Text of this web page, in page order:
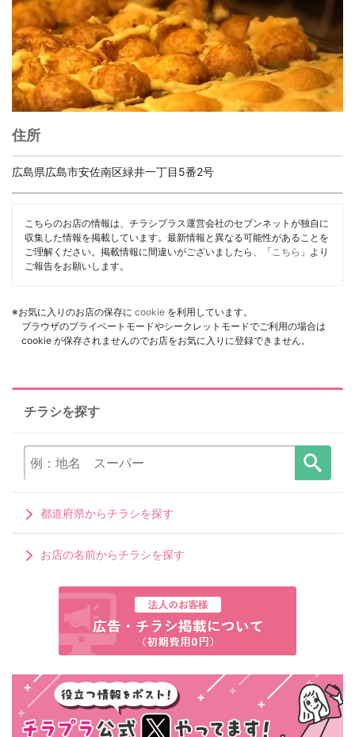
住所
広島県広島市安佐南区緑井一丁目5番2号
こちらのお店の情報は、チラシプラス運営会社のセブンネットが独自に
収集した情報を掲載しています。最新情報と異なる可能性があることを
ご理解ください。掲載情報に間違いがございましたら、「 こちら 」より
ご報告をお願いします。
※お気に入りのお店の保存に cookie を利用しています。
ブラウザのプライベートモードやシークレットモードでご利用の場合は
cookie が保存されませんのでお店をお気に入りに登録できません。
チラシを探す
都道府県からチラシを探す
お店の名前からチラシを探す